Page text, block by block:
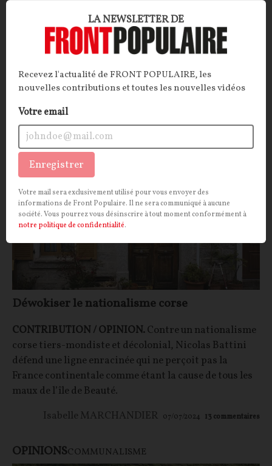
CONTRIBUTION / OPINION.L’État français est-il
trop centralisé ? C’est l’avis de notre contributeur, qui
ouvre le débat en prenant appui sur un autre modèle
allemand.
OPINIONSCORSE
Déwokiser le nationalisme corse
CONTRIBUTION / OPINION.Contre un nationalisme
corse tiers-mondiste et décolonial, Nicolas Battini
défend une ligne enracinée qui ne perçoit pas la
France continentale comme étant la cause de tous les
maux de l’île de Beauté.
Isabelle MARCHANDIER 07/07/2024 13 commentaires
OPINIONSCOMMUNALISME
LA NEWSLETTER DE
Recevez l'actualité de FRONT POPULAIRE, les
nouvelles contributions et toutes les nouvelles vidéos
Votre email
Enregistrer
Votre mail sera exclusivement utilisé pour vous envoyer des
informations de Front Populaire. Il ne sera communiqué à aucune
société. Vous pourrez vous désinscrire à tout moment conformément à
notre politique de confidentialité.